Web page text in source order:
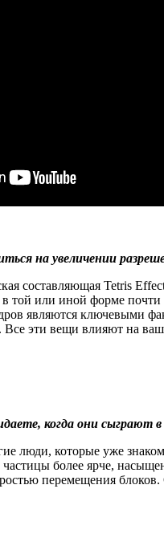
на увеличении
составляющая Tetris
той или иной форме почти
являются ключевыми
эти вещи влияют на
когда они сыграют
люди, которые уже
частицы более ярче,
перемещения